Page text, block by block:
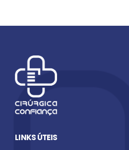
LINKS ÚTEIS